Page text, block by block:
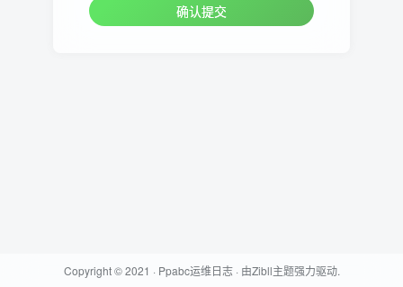
确认提交
Copyright © 2021 · Ppabc运维日志· 由Zibll主题强力驱动.